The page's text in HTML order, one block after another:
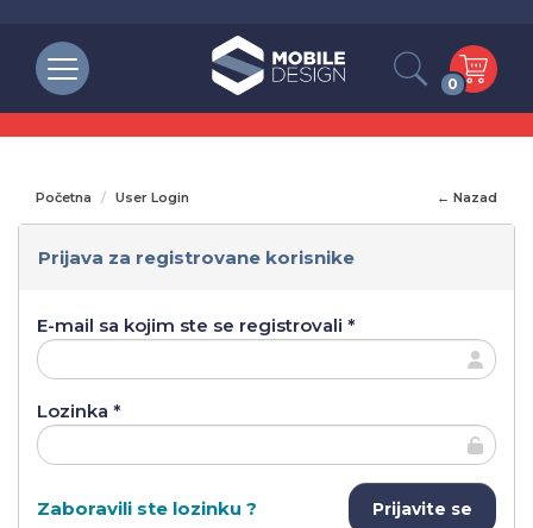
0
Početna User Login ← Nazad
Prijava za registrovane korisnike
E-mail sa kojim ste se registrovali *
Lozinka *
Zaboravili ste lozinku ?